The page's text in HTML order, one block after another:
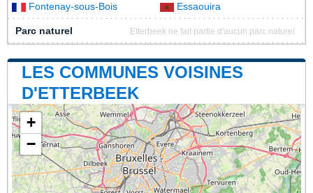
Fontenay-sous-Bois Essaouira
Parc naturel Etterbeek ne fait partie d'aucun parc naturel
LES COMMUNES VOISINES
D'ETTERBEEK
+
−